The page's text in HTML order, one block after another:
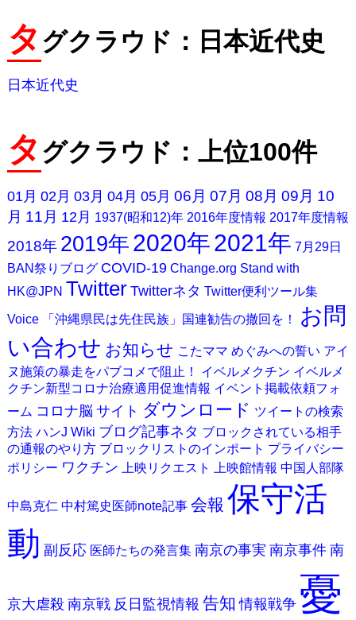
タ グクラウド：日本近代史
日本近代史
タ グクラウド：上位100件
01月 02月 03月 04月 05月 06月 07月 08月 09月 10
月 11月 12月 1937(昭和12)年 2016年度情報 2017年度情報
2018年 2019年2020年2021年 7月29日
BAN祭りブログ COVID-19 Change.org Stand with
HK@JPN Twitter Twitterネタ Twitter便利ツール集
Voice 「沖縄県民は先住民族」国連勧告の撤回を！
お問
い合わせ お知らせ こたママ めぐみへの誓い アイ
ヌ施策の暴走をパブコメで阻止！
イベルメクチン イベルメ
クチン新型コロナ治療適用促進情報 イベント掲載依頼フォ
ーム コロナ脳 サイト ダウンロード ツイートの検索
方法 ハンJ Wiki ブログ記事ネタ ブロックされている相手
の通報のやり方 ブロックリストのインポート プライバシー
ポリシー ワクチン 上映リクエスト 上映館情報 中国人部隊
中島克仁 中村篤史医師note記事 会報 保守活
動 副反応 医師たちの発言集 南京の事実 南京事件 南
京大虐殺 南京戦 反日監視情報 告知 情報戦争 憂